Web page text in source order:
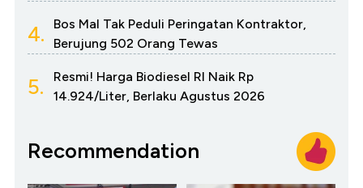
4.
Bos Mal Tak Peduli Peringatan Kontraktor,
Berujung 502 Orang Tewas
5.
Resmi! Harga Biodiesel RI Naik Rp
14.924/Liter, Berlaku Agustus 2026
Recommendation